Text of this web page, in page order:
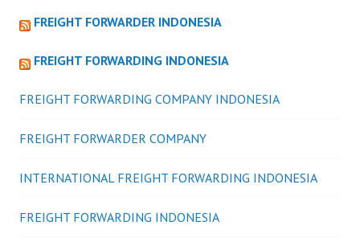
FREIGHT FORWARDER INDONESIA
FREIGHT FORWARDING INDONESIA
FREIGHT FORWARDING COMPANY INDONESIA
FREIGHT FORWARDER COMPANY
INTERNATIONAL FREIGHT FORWARDING INDONESIA
FREIGHT FORWARDING INDONESIA